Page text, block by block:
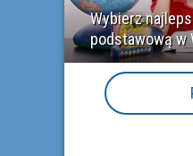
Wybierz
podstawową w